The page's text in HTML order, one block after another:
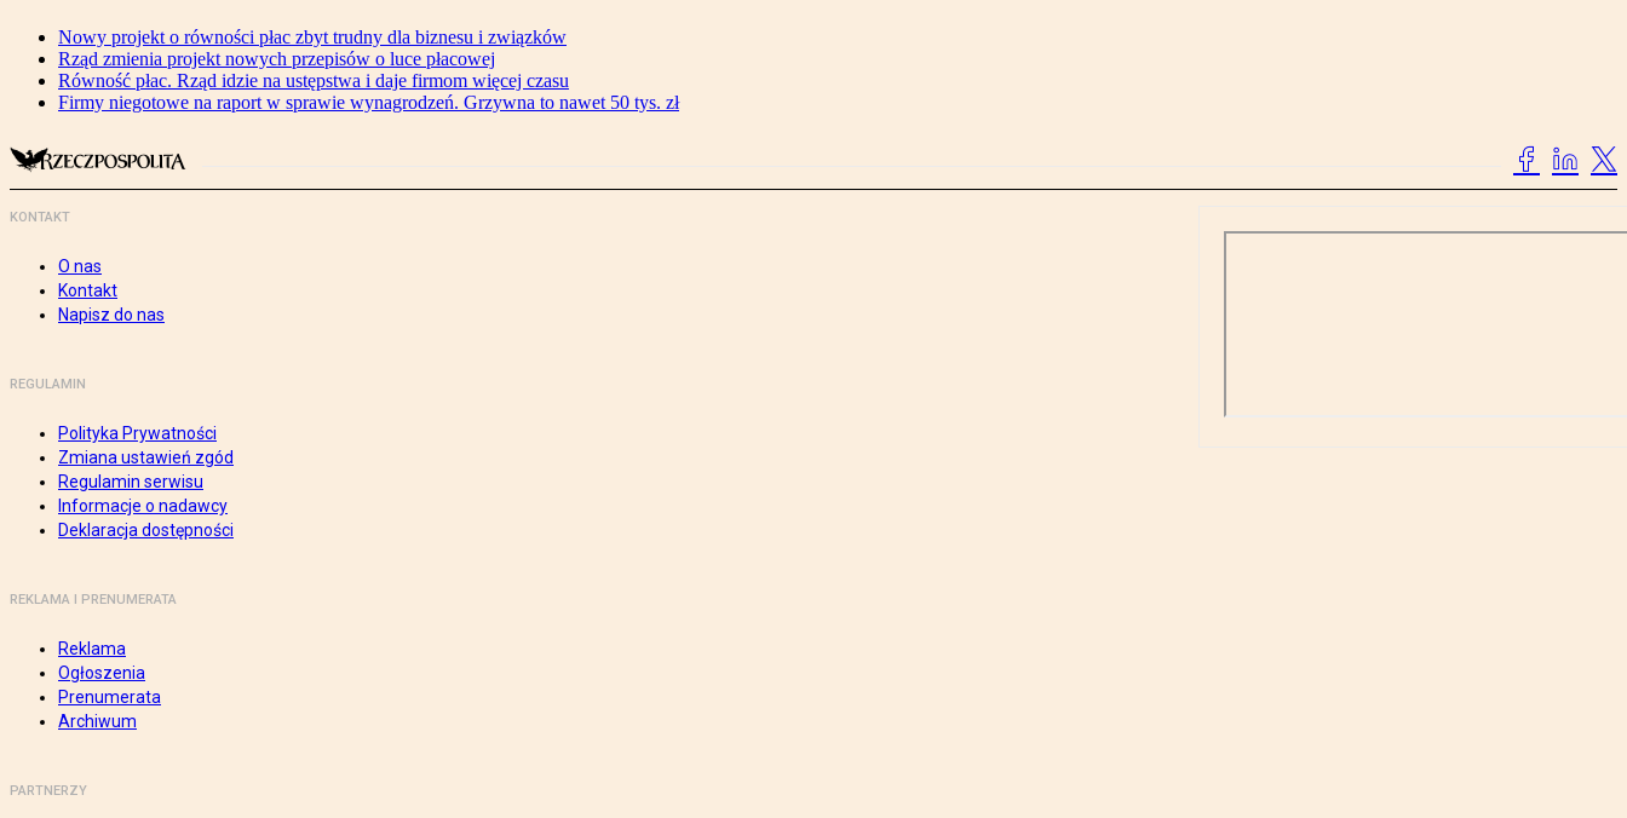
Nowy projekt o równości płac zbyt trudny dla biznesu i związków
Rząd zmienia projekt nowych przepisów o luce płacowej
Równość płac. Rząd idzie na ustępstwa i daje firmom więcej czasu
Firmy niegotowe na raport w sprawie wynagrodzeń. Grzywna to nawet 50 tys. zł
KONTAKT
O nas
Kontakt
Napisz do nas
REGULAMIN
Polityka Prywatności
Zmiana ustawień zgód
Regulamin serwisu
Informacje o nadawcy
Deklaracja dostępności
REKLAMA I PRENUMERATA
Reklama
Ogłoszenia
Prenumerata
Archiwum
PARTNERZY